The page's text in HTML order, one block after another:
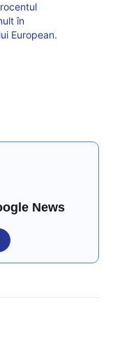
în
European.
News